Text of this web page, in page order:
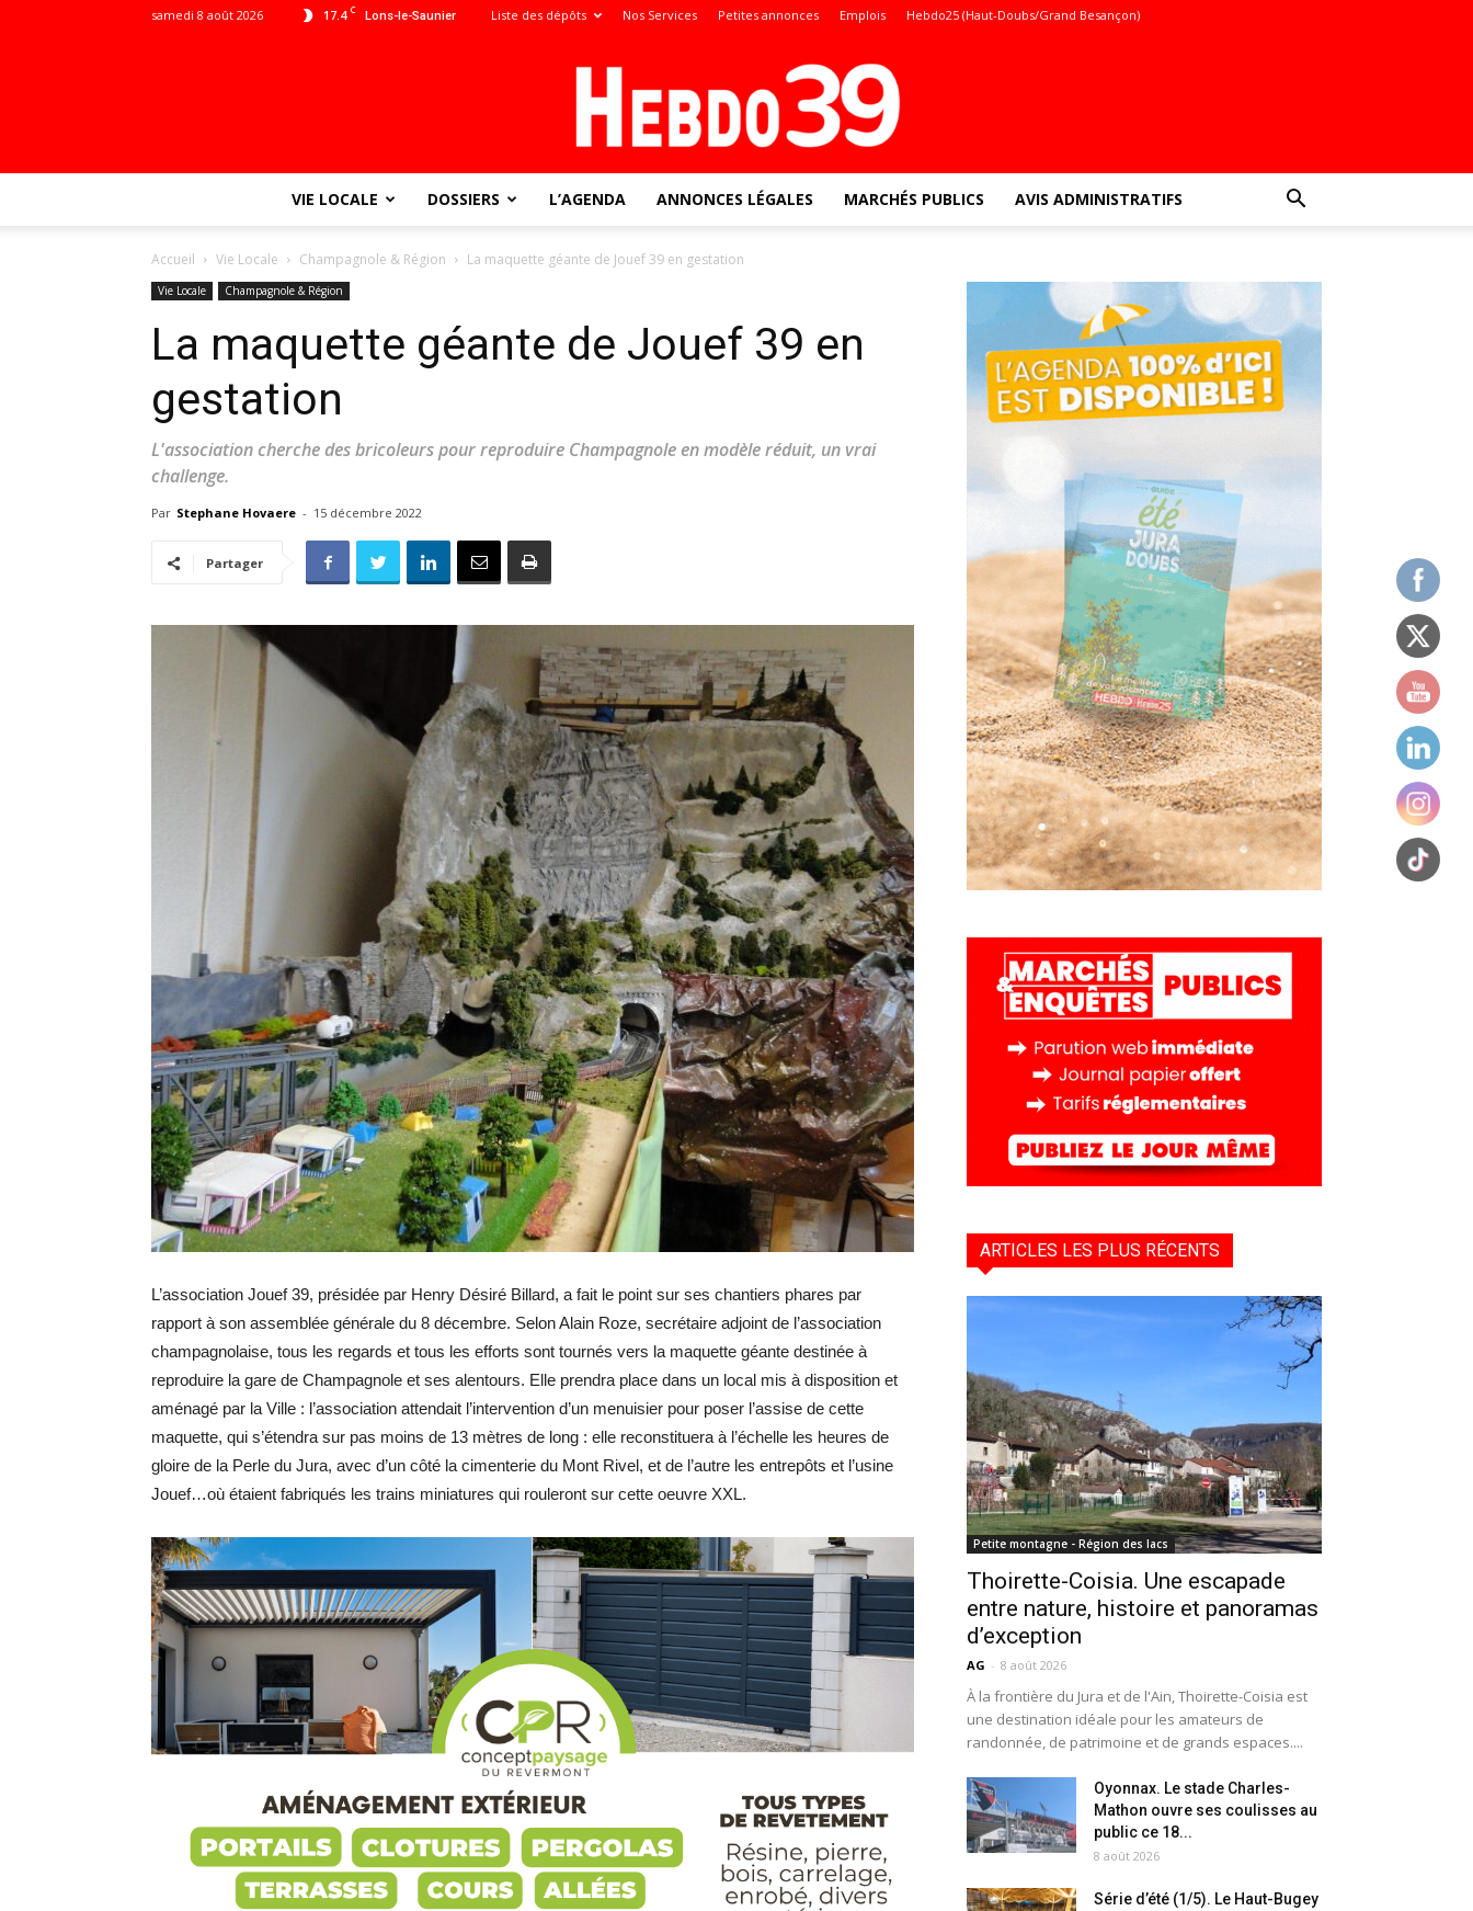
17.4 C Lons-le-Saunier
samedi 8 août 2026 Liste des dépôts Nos Services Petites annonces Emplois Hebdo25 (Haut-Doubs/Grand Besançon)
l'info
locale
–
Hebdo39
VIE LOCALE DOSSIERS L’AGENDA ANNONCES LÉGALES MARCHÉS PUBLICS AVIS ADMINISTRATIFS
Accueil Vie Locale Champagnole & Région La maquette géante de Jouef 39 en gestation
Vie Locale Champagnole & Région
La maquette géante de Jouef 39 en
gestation
L'association cherche des bricoleurs pour reproduire Champagnole en modèle réduit, un vrai
challenge.
Par Stephane Hovaere - 15 décembre 2022
Partager
L’association Jouef 39, présidée par Henry Désiré Billard, a fait le point sur ses chantiers phares par
rapport à son assemblée générale du 8 décembre. Selon Alain Roze, secrétaire adjoint de l’association
champagnolaise, tous les regards et tous les efforts sont tournés vers la maquette géante destinée à
reproduire la gare de Champagnole et ses alentours. Elle prendra place dans un local mis à disposition et
aménagé par la Ville : l’association attendait l’intervention d’un menuisier pour poser l’assise de cette
maquette, qui s’étendra sur pas moins de 13 mètres de long : elle reconstituera à l’échelle les heures de
gloire de la Perle du Jura, avec d’un côté la cimenterie du Mont Rivel, et de l’autre les entrepôts et l’usine
Jouef…où étaient fabriqués les trains miniatures qui rouleront sur cette oeuvre XXL.
ARTICLES LES PLUS RÉCENTS
Petite montagne - Région des lacs
Thoirette-Coisia. Une escapade
entre nature, histoire et panoramas
d’exception
AG - 8 août 2026
À la frontière du Jura et de l'Ain, Thoirette-Coisia est
une destination idéale pour les amateurs de
randonnée, de patrimoine et de grands espaces....
Oyonnax. Le stade Charles-
Mathon ouvre ses coulisses au
public ce 18...
8 août 2026
Série d’été (1/5). Le Haut-Bugey